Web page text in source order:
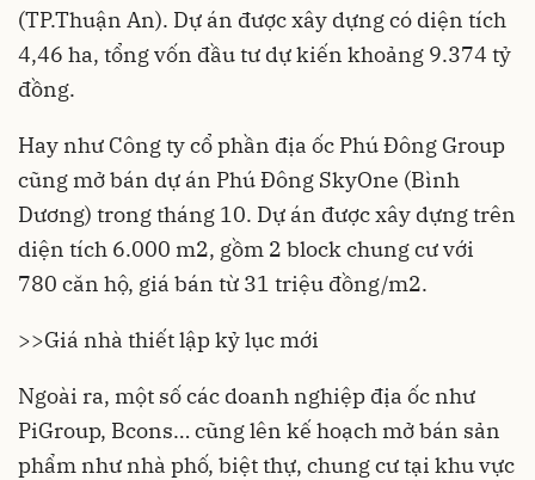
(TP.Thuận An). Dự án được xây dựng có diện tích
4,46 ha, tổng vốn đầu tư dự kiến khoảng 9.374 tỷ
đồng.
Hay như Công ty cổ phần địa ốc Phú Đông Group
cũng mở bán dự án Phú Đông SkyOne (Bình
Dương) trong tháng 10. Dự án được xây dựng trên
diện tích 6.000 m2, gồm 2 block chung cư với
780 căn hộ, giá bán từ 31 triệu đồng/m2.
>>Giá nhà thiết lập kỷ lục mới
Ngoài ra, một số các doanh nghiệp địa ốc như
PiGroup, Bcons… cũng lên kế hoạch mở bán sản
phẩm như nhà phố, biệt thự, chung cư tại khu vực